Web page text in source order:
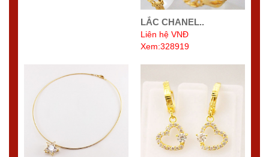
LẮC CHANEL..
Liên hệ VNĐ
Xem:328919